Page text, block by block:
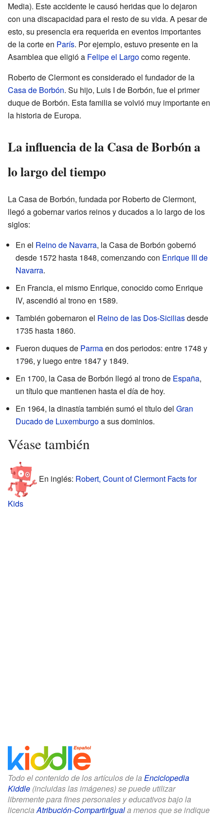
Media). Este accidente le causó heridas que lo dejaron
con una discapacidad para el resto de su vida. A pesar de
esto, su presencia era requerida en eventos importantes
de la corte en París. Por ejemplo, estuvo presente en la
Asamblea que eligió a Felipe el Largocomo regente.
Roberto de Clermont es considerado el fundador de la
Casa de Borbón. Su hijo, Luis I de Borbón, fue el primer
duque de Borbón. Esta familia se volvió muy importante en
la historia de Europa.
La influencia de la Casa de Borbón a
lo largo del tiempo
La Casa de Borbón, fundada por Roberto de Clermont,
llegó a gobernar varios reinos y ducados a lo largo de los
siglos:
En el Reino de Navarra, la Casa de Borbón gobernó
desde 1572 hasta 1848, comenzando con Enrique III de
Navarra.
En Francia, el mismo Enrique, conocido como Enrique
IV, ascendió al trono en 1589.
También gobernaron el Reino de las Dos-Siciliasdesde
1735 hasta 1860.
Fueron duques de Parmaen dos periodos: entre 1748 y
1796, y luego entre 1847 y 1849.
En 1700, la Casa de Borbón llegó al trono de España,
un título que mantienen hasta el día de hoy.
En 1964, la dinastía también sumó el título del Gran
Ducado de Luxemburgoa sus dominios.
Véase también
En inglés: Robert, Count of Clermont Facts for
Kids
Todo el contenido de los artículos de la Enciclopedia
Kiddle (incluidas las imágenes) se puede utilizar
libremente para fines personales y educativos bajo la
licenciaAtribución-CompartirIguala menos que se indique